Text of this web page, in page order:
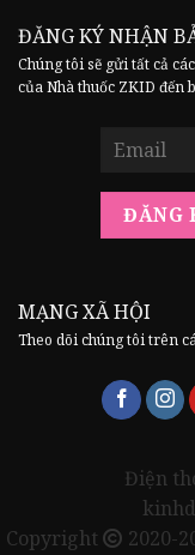
ĐĂNG KÝ NHẬN
Chúng tôi sẽ gửi tất cả
của Nhà thuốc ZKID đến
MẠNG XÃ HỘI
Theo dõi chúng tôi trên
Điện
Copyright
2020-